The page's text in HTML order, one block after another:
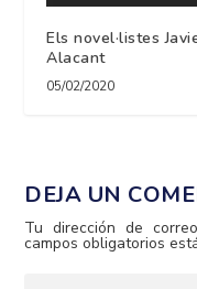
Els novel·listes
Alacant
05/02/2020
DEJA UN
Tu dirección de
campos obligatorios